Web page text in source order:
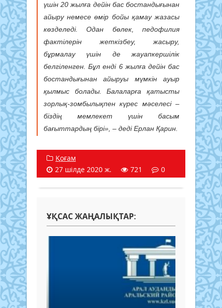
үшін 20 жылға дейін бас бостандығынан
айыру немесе өмір бойы қамау жазасы
көзделеді. Одан бөлек, педофилия
фактілерін жеткізбеу, жасыру,
бұрмалау үшін де жауапкершілік
белгіленген. Бұл енді 6 жылға дейін бас
бостандығынан айыруы мүмкін ауыр
қылмыс болады. Балаларға қатысты
зорлық-зомбылықпен күрес мәселесі –
біздің мемлекет үшін басым
бағыттардың бірі», – деді Ерлан Қарин.
Қоғам
27 шілде 2020 ж.
721 0
ҰҚСАС ЖАҢАЛЫҚТАР: